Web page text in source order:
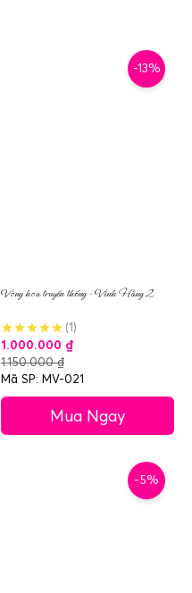
-13%
Vòng hoa truyền thống – Vĩnh Hằng 2
(1)
1.000.000 ₫
1.150.000₫
Mã SP: MV-021
Mua Ngay
-5%